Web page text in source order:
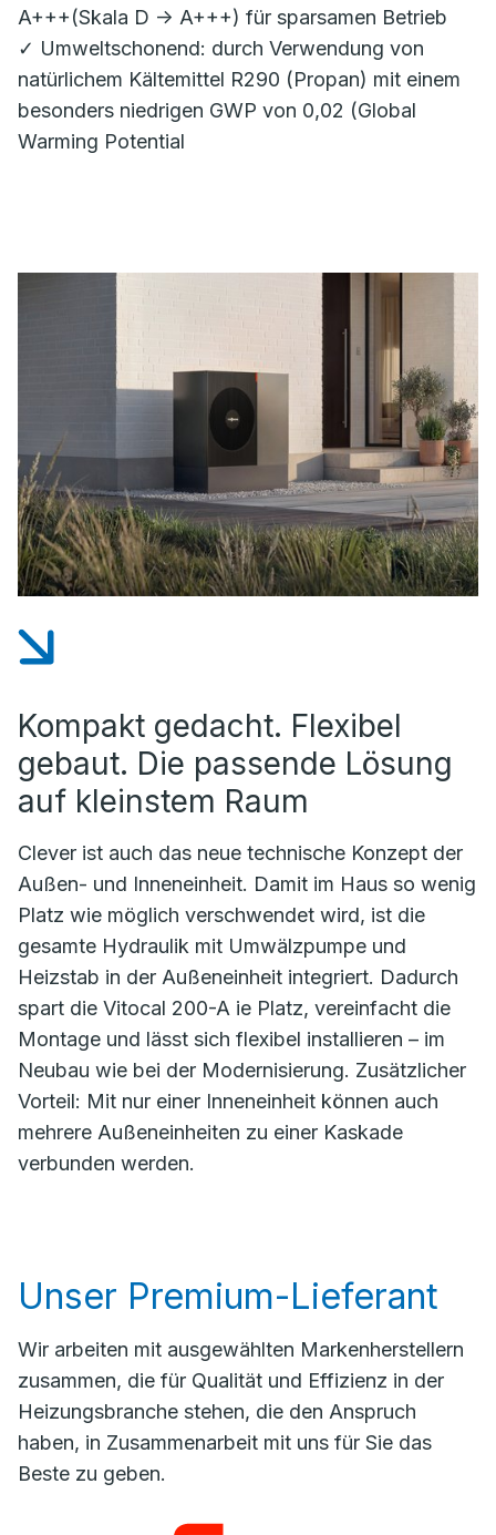
A+++(Skala D -> A+++) für sparsamen Betrieb
✓ Umweltschonend: durch Verwendung von
natürlichem Kältemittel R290 (Propan) mit einem
besonders niedrigen GWP von 0,02 (Global
Warming Potential
Kompakt gedacht. Flexibel
gebaut. Die passende Lösung
auf kleinstem Raum
Clever ist auch das neue technische Konzept der
Außen- und Inneneinheit. Damit im Haus so wenig
Platz wie möglich verschwendet wird, ist die
gesamte Hydraulik mit Umwälzpumpe und
Heizstab in der Außeneinheit integriert. Dadurch
spart die Vitocal 200-A ie Platz, vereinfacht die
Montage und lässt sich flexibel installieren – im
Neubau wie bei der Modernisierung. Zusätzlicher
Vorteil: Mit nur einer Inneneinheit können auch
mehrere Außeneinheiten zu einer Kaskade
verbunden werden.
Unser Premium-Lieferant
Wir arbeiten mit ausgewählten Markenherstellern
zusammen, die für Qualität und Effizienz in der
Heizungsbranche stehen, die den Anspruch
haben, in Zusammenarbeit mit uns für Sie das
Beste zu geben.